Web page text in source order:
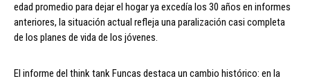
edad promedio para dejar el hogar ya excedía los 30 años en informes
anteriores, la situación actual refleja una paralización casi completa
de los planes de vida de los jóvenes.
El informe del think tank Funcas destaca un cambio histórico: en la